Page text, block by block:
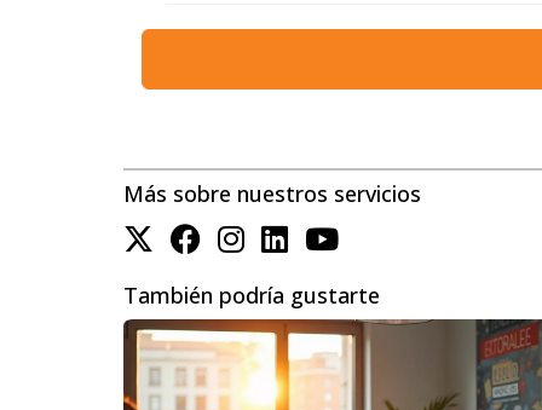
puede
Existen algunas estrategias que puedes
Aumentar tu deducible:
Instalar sistemas de seguridad:
tu prima de seguro.
Mejorar la resistencia de tu
tu prima de seguro.
Más sobre nuestros servicios
También podría gustarte